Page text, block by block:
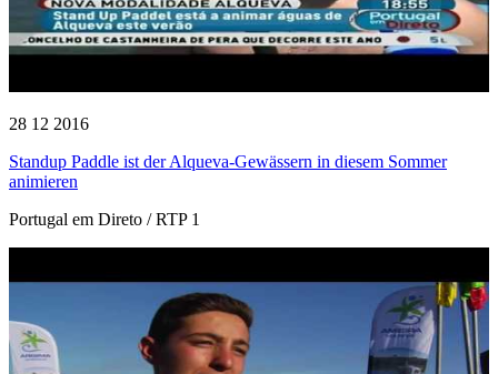
28 12 2016
Standup Paddle ist der Alqueva-Gewässern in diesem Sommer
animieren
Portugal em Direto / RTP 1